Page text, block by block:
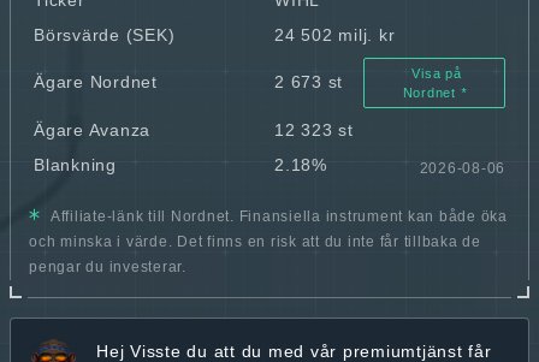
Börsvärde (SEK)
24 502 milj. kr
Ägare Nordnet 2 673 st
Visa på
Nordnet
Ägare Avanza
12 323 st
Blankning
2.18% 2026-08-06
Affiliate-länk till Nordnet. Finansiella instrument kan både öka
och minska i värde. Det finns en risk att du inte får tillbaka de
pengar du investerar.
Hej Visste du att du med vår premiumtjänst får